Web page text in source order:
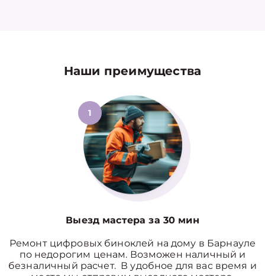
Наши преимущества
1
Выезд мастера за 30 мин
Ремонт цифровых биноклей на дому в Барнауле
по недорогим ценам. Возможен наличный и
безналичный расчет. В удобное для вас время и